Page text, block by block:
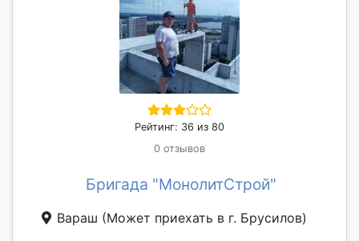
Рейтинг: 36 из 80
0 отзывов
Бригада "МонолитСтрой"
Вараш (Может приехать в г. Брусилов)